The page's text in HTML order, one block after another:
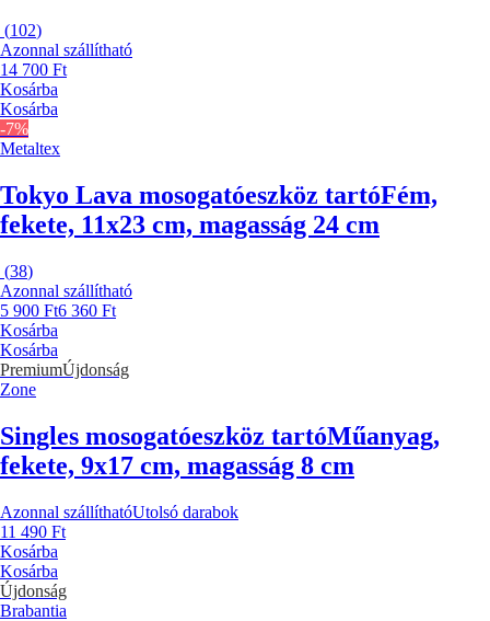
(102)
Azonnal szállítható
14 700 Ft
Kosárba
Kosárba
-7%
Metaltex
Tokyo Lava mosogatóeszköz tartóFém,
fekete, 11x23 cm, magasság 24 cm
(38)
Azonnal szállítható
5 900 Ft6 360 Ft
Kosárba
Kosárba
PremiumÚjdonság
Zone
Singles mosogatóeszköz tartóMűanyag,
fekete, 9x17 cm, magasság 8 cm
Azonnal szállíthatóUtolsó darabok
11 490 Ft
Kosárba
Kosárba
Újdonság
Brabantia